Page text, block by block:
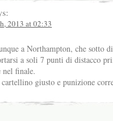
2013 at 02:33
a Northampton, che sotto
a soli 7 punti di distacco
nel finale.
giusto e punizione